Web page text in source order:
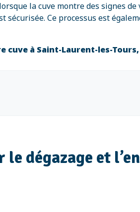
la cuve montre des signes
Ce processus est
à Saint-Laurent-les-Tours,
dégazage et